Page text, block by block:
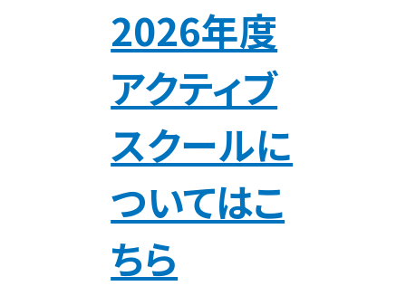
2026年度
アクティブ
スクールに
ついてはこ
ちら